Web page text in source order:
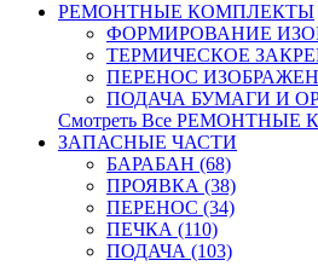
РЕМОНТНЫЕ КОМПЛЕКТЫ
ФОРМИРОВАНИЕ
ТЕРМИЧЕСКОЕ
ПЕРЕНОС
ПОДАЧА БУМАГИ И
Смотреть Все
ЗАПАСНЫЕ ЧАСТИ
БАРАБАН (68)
ПРОЯВКА (38)
ПЕРЕНОС (34)
ПЕЧКА (110)
ПОДАЧА (103)